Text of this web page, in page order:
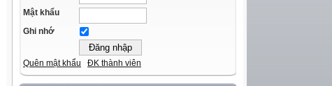
Mật khẩu
Ghi nhớ
Quên mật khẩu ĐK thành viên